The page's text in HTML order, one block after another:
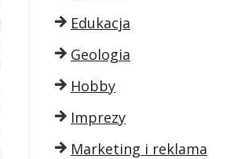
Edukacja
Geologia
Hobby
Imprezy
Marketing i reklama